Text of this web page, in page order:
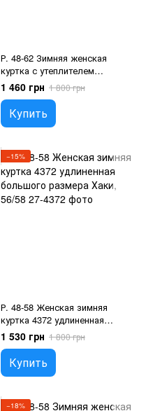
Р. 48-62 Зимняя женская
куртка с утеплителем
холлофайбер 200 больших
размеров Серый, 60/62
1 460 грн 1 800 грн
Купить
−15%
Р. 48-58 Женская зимняя
куртка 4372 удлиненная
большого размера Хаки, 56/58
1 530 грн 1 800 грн
Купить
−18%